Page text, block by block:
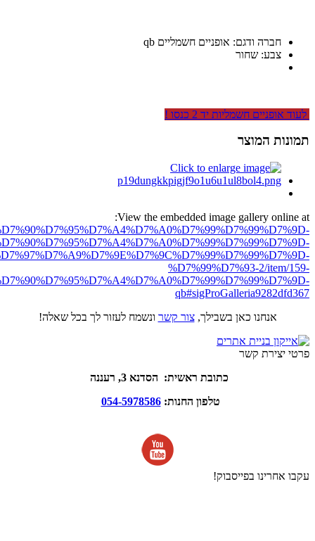
חברה ודגם: אופניים חשמליים qb
צבע: שחור
לעוד אופניים חשמליות יד 2 כנסו !
תמונות המוצר
View the embedded image gallery online at:
%D7%99%D7%93-2/item/159-
qb#sigProGalleria9282dfd367
אנחנו כאן בשבילך,צור קשר ונשמח לעזור לך בכל שאלה!
פרטי יצירת קשר
כתובת ראשית: הסדנא 3, רעננה
טלפון החנות:054-5978586
עקבו אחרינו בפייסבוק!